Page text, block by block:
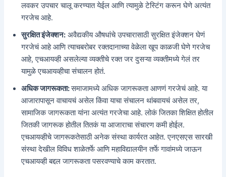
लवकर उपचार चालू करण्यात येईल आणि त्यामुळे टेस्टिंग करून घेणे अत्यंत
गरजेच आहे.
सुरक्षित इंजेक्शन: अवैद्यकीय औषधांचे उपचारासाठी सुरक्षित इंजेक्शन घेणं
गरजेचं आहे आणि त्याचबरोबर रक्तदानाच्या वेळेला खूप काळजी घेणे गरजेच
आहे, एचआयव्ही असलेल्या व्यक्तीचे रक्त जर दुसऱ्या व्यक्तीमध्ये गेलं तर
यामुळे एचआयव्हीचा संचालन होतं.
अधिक जागरूकता:समाजामध्ये अधिक जागरूकता आणणं गरजेचं आहे. या
आजारापासून वाचायचं असेल किंवा याचा संचालन थांबवायचं असेल तर,
सामाजिक जागरूकता यांना अत्यंत गरजेचा आहे. लोकं जितका शिक्षित होतील
जितकी जागरूक होतील तितकं या आजाराचा संचारण कमी होईल.
एचआयव्हीचे जागरूकतेसाठी अनेक संस्था कार्यरत आहेत. एनएसएस सारखी
संस्था देखील विविध शाळेतर्फे आणि महाविद्यालयीन तर्फे गावांमध्ये जाऊन
एचआयव्ही बद्दल जागरूकता पसरवण्याचे काम करतात.